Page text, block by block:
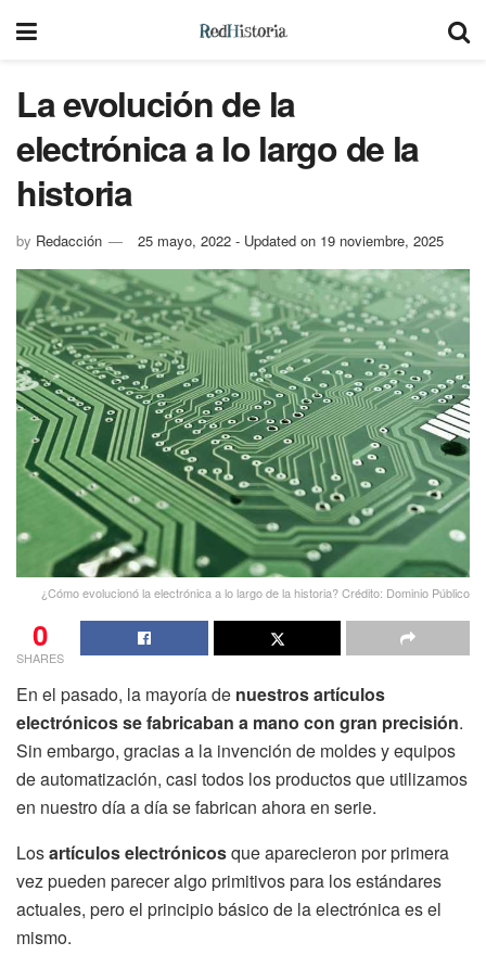
La evolución de la
electrónica a lo largo de la
historia
by Redacción 25 mayo, 2022 - Updated on 19 noviembre, 2025
¿Cómo evolucionó la electrónica a lo largo de la historia? Crédito: Dominio Público
0
SHARES
En el pasado, la mayoría de nuestros artículos
electrónicos se fabricaban a mano con gran precisión.
Sin embargo, gracias a la invención de moldes y equipos
de automatización, casi todos los productos que utilizamos
en nuestro día a día se fabrican ahora en serie.
Losartículos electrónicosque aparecieron por primera
vez pueden parecer algo primitivos para los estándares
actuales, pero el principio básico de la electrónica es el
mismo.